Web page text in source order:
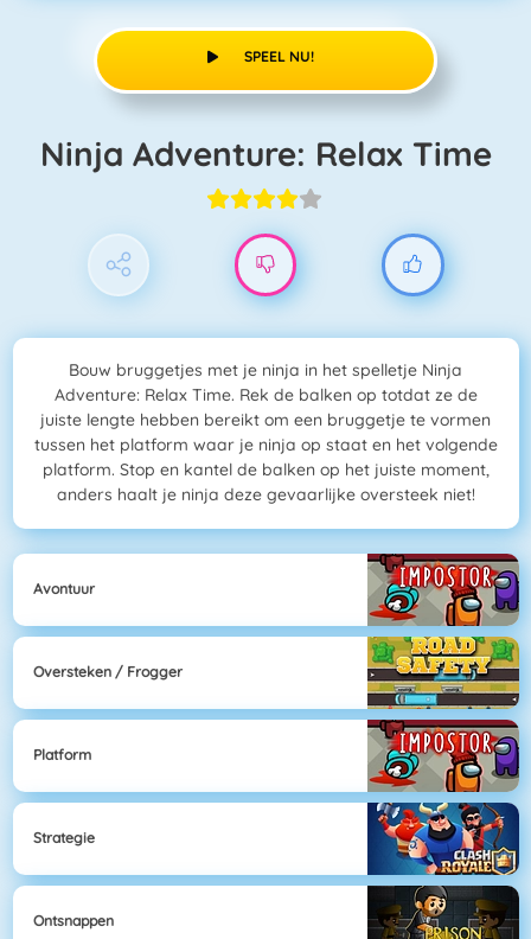
SPEEL NU!
Ninja Adventure: Relax Time
Bouw bruggetjes met je ninja in het spelletje Ninja
Adventure: Relax Time. Rek de balken op totdat ze de
juiste lengte hebben bereikt om een bruggetje te vormen
tussen het platform waar je ninja op staat en het volgende
platform. Stop en kantel de balken op het juiste moment,
anders haalt je ninja deze gevaarlijke oversteek niet!
Avontuur
Oversteken / Frogger
Platform
Strategie
Ontsnappen